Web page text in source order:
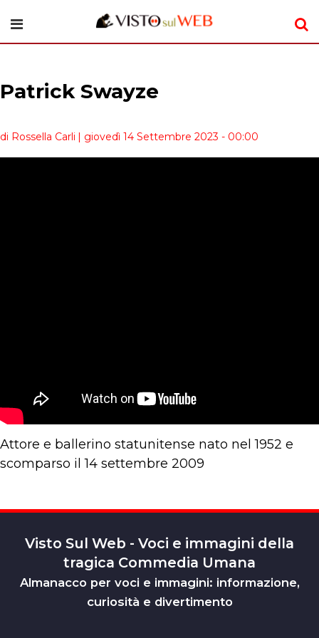
Patrick Swayze
di Rossella Carli | giovedì 14 Settembre 2023 - 00:00
Attore e ballerino statunitense nato nel 1952 e
scomparso il 14 settembre 2009
Visto Sul Web - Voci e immagini della
tragica Commedia Umana
Almanacco per voci e immagini: informazione,
curiosità e divertimento